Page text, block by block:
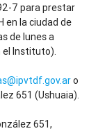
7 para prestar
en la ciudad de
de lunes a
el Instituto).
o
651 (Ushuaia).
651,